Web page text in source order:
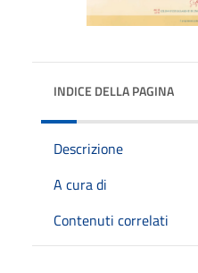
INDICE DELLA PAGINA
Descrizione
A cura di
Contenuti correlati